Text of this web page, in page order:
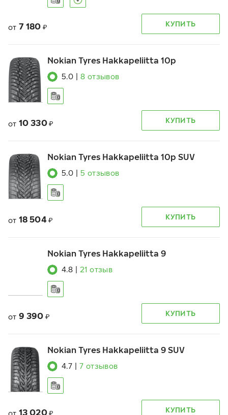
от 7 180 ₽ КУПИТЬ
Nokian Tyres Hakkapeliitta 10p
5.0 8 отзывов
от 10 330 ₽ КУПИТЬ
Nokian Tyres Hakkapeliitta 10p SUV
5.0 5 отзывов
от 18 504 ₽ КУПИТЬ
Nokian Tyres Hakkapeliitta 9
4.8 21 отзыв
от 9 390 ₽ КУПИТЬ
Nokian Tyres Hakkapeliitta 9 SUV
4.7 7 отзывов
от 13 020 ₽ КУПИТЬ